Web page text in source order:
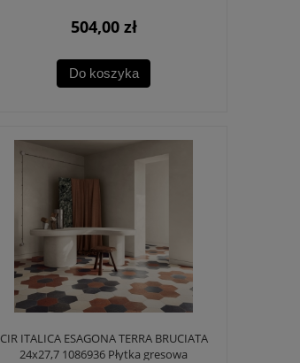
504,00 zł
Do koszyka
CIR ITALICA ESAGONA TERRA BRUCIATA
24x27,7 1086936 Płytka gresowa